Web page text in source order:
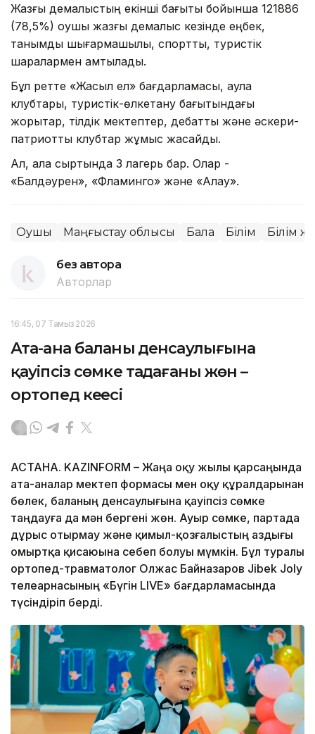
Жазғы демалыстың екінші бағыты бойынша 121886
(78,5%) оқушы жазғы демалыс кезінде еңбек,
танымдық шығармашылық, спорттық, туристік
шаралармен қамтылады.
Бұл ретте «Жасыл ел» бағдарламасы, аула
клубтары, туристік-өлкетану бағытындағы
жорықтар, тілдік мектептер, дебаттық және әскери-
патриоттық клубтар жұмыс жасайды.
Ал, қала сыртында 3 лагерь бар. Олар -
«Балдәурен», «Фламинго» және «Алау».
Оқушы Маңғыстау облысы Бала Білім Білім
без автора
Авторлар
16:45, 07 Тамыз 2026
Ата-ана баланың денсаулығына
қауіпсіз сөмке таңдағаны жөн –
ортопед кеңесі
АСТАНА. KAZINFORM – Жаңа оқу жылы қарсаңында
ата-аналар мектеп формасы мен оқу құралдарынан
бөлек, баланың денсаулығына қауіпсіз сөмке
таңдауға да мән бергені жөн. Ауыр сөмке, партада
дұрыс отырмау және қимыл-қозғалыстың аздығы
омыртқа қисаюына себеп болуы мүмкін. Бұл туралы
ортопед-травматолог Олжас Байназаров Jibek Joly
телеарнасының «Бүгін LIVE» бағдарламасында
түсіндіріп берді.